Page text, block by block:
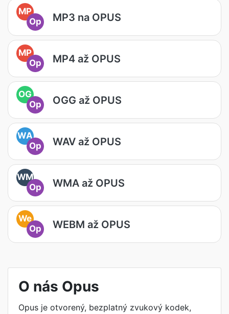
MP
Op
MP3 na OPUS
MP
Op
MP4 až OPUS
OG
Op
OGG až OPUS
WA
Op
WAV až OPUS
WM
Op
WMA až OPUS
We
Op
WEBM až OPUS
O nás Opus
Opus je otvorený, bezplatný zvukový kodek,